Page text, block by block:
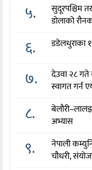
५.
सुदूरपश्चिम
डोलाको
६. डडेलधुराका
७.
देउवा २८ गते
स्वागत गर्न
८.
अभ्यास
९.
नेपाली
चौधरी,